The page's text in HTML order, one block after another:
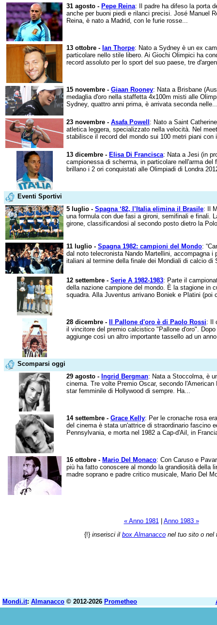
31 agosto - Pepe Reina: Il padre ha difeso la porta
anche per buoni piedi e rilanci precisi. José Manuel
Reina, è nato a Madrid, con le furie rosse...
13 ottobre - Ian Thorpe: Nato a Sydney è un ex
particolare nello stile libero. Ai Giochi Olimpici ha
record assoluto per lo sport del suo paese, tre
15 novembre - Giaan Rooney: Nata a Brisbane
medaglia d'oro nella staffetta 4x100m misti alle
Sydney, quattro anni prima, è arrivata seconda
23 novembre - Asafa Powell : Nato a Saint
atletica leggera, specializzato nella velocità. Nel
stabilisce il record del mondo sui 100 metri piani con
13 dicembre - Elisa Di Francisca: Nata a Jesi (in
campionessa di scherma, in particolare nell'arma del
brillano i 2 ori conquistati alle Olimpiadi di Londra
Eventi Sportivi
5 luglio - Spagna ‘82, l’Italia elimina il Brasile: Il
una formula con due fasi a gironi, semifinali e finali.
girone, classificandosi al secondo posto dietro la
11 luglio - Spagna 1982: campioni del Mondo:
dal noto telecronista Nando Martellini, accompagna i
italiani al termine della finale dei Mondiali di calcio di
12 settembre - Serie A 1982-1983: Parte il
della nazione campione del mondo. È la stagione in
squadra. Alla Juventus arrivano Boniek e Platini (poi
28 dicembre - Il Pallone d'oro è di Paolo Rossi: Il
il vincitore del premio calcistico "Pallone d'oro".
aggiunge così un altro importante tassello ad un
Scomparsi oggi
29 agosto - Ingrid Bergman: Nata a Stoccolma, è
cinema. Tre volte Premio Oscar, secondo
star femminile di Hollywood di sempre. Ha...
14 settembre - Grace Kelly: Per le cronache rosa
del cinema è stata un'attrice di straordinario fascino
Pennsylvania, e morta nel 1982 a Cap-d'Ail, in
16 ottobre - Mario Del Monaco: Con Caruso e
più ha fatto conoscere al mondo la grandiosità della
madre soprano e padre critico musicale, Mario Del
« Anno 1981| Anno 1983 »
{!} inserisci il box Almanacco nel tuo sito o nel
Mondi.it: Almanacco © 2012-2026 Prometheo